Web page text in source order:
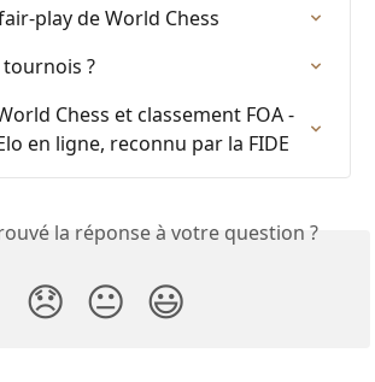
play de World Chess
?
Chess et classement FOA -
en ligne, reconnu par la FIDE
la réponse à votre question ?
😞 😐 😃